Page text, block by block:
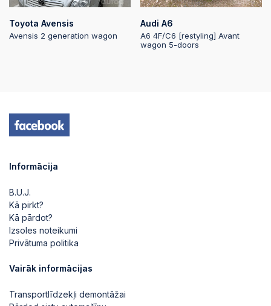
2025-09-15 21:57:12
Toyota Avensis
Avensis 2 generation wagon
Audi A6
A6 4F/C6 [restyling] Avant
wagon 5-doors
Informācija
B.U.J.
Kā pirkt?
Kā pārdot?
Izsoles noteikumi
Privātuma politika
Vairāk informācijas
Transportlīdzekļi demontāžai